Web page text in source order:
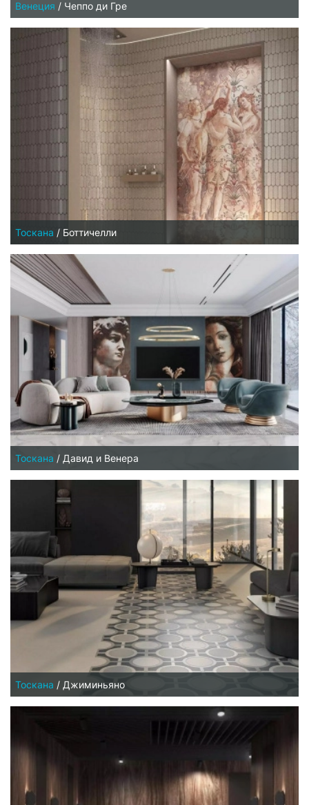
Венеция / Чеппо ди Гре
Тоскана / Боттичелли
Тоскана / Давид и Венера
Тоскана / Джиминьяно